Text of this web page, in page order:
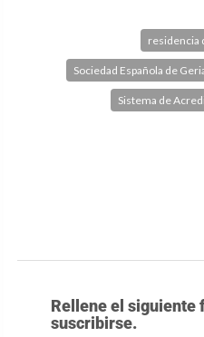
residencia
Sociedad Española de
Sistema de
Rellene el siguiente
suscribirse.